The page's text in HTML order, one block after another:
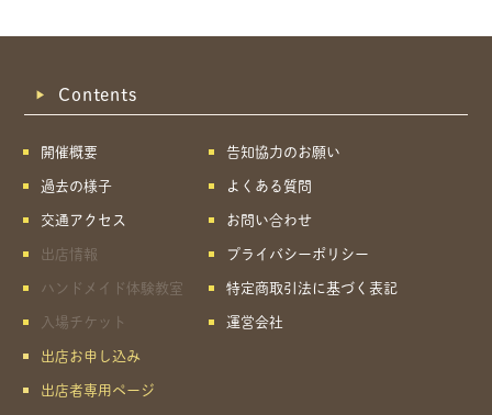
Contents
開催概要
過去の様子
交通アクセス
出店情報
ハンドメイド体験教室
入場チケット
出店お申し込み
出店者専用ページ
告知協力のお願い
よくある質問
お問い合わせ
プライバシーポリシー
特定商取引法に基づく表記
運営会社